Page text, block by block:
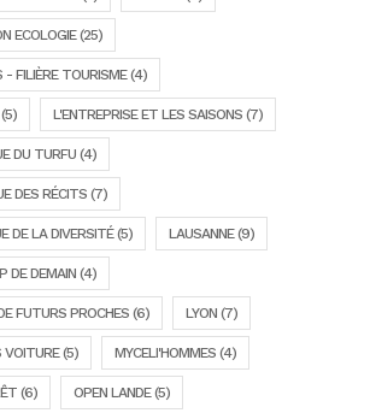
ECOLOGIE(25)
- FILIÈRE TOURISME(4)
L'ENTREPRISE ET LES SAISONS (7)
DU TURFU (4)
DES RÉCITS (7)
DE LA DIVERSITÉ(5) LAUSANNE(9)
DE DEMAIN (4)
FUTURS PROCHES (6) LYON (7)
VOITURE(5) MYCELI'HOMMES (4)
(6) OPEN LANDE(5)